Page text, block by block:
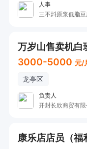
人事
三不㪷原浆低脂
万岁山售卖机白
3000-5000 元/
龙亭区
负责人
开封长欣商贸有限
康乐店店员（福